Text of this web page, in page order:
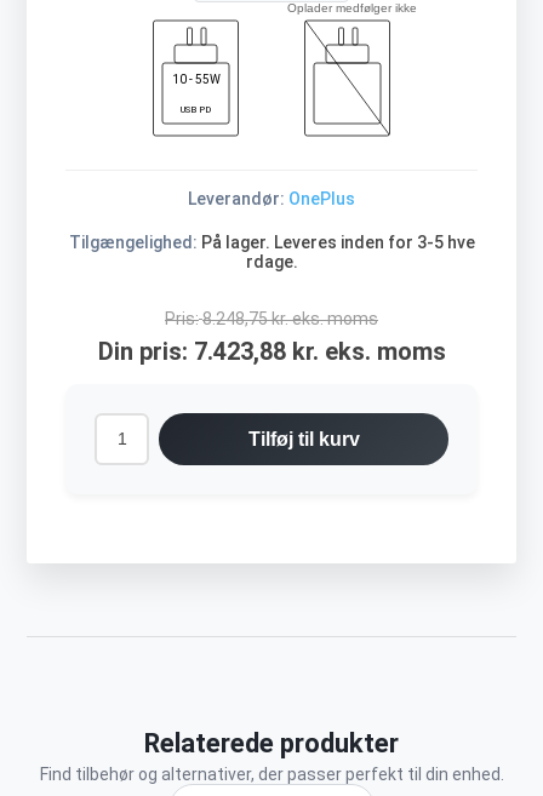
10 - 55W
USB PD
Oplader medfølger ikke
Leverandør: OnePlus
Tilgængelighed: På lager. Leveres inden for 3-5 hve
rdage.
Pris:8.248,75 kr. eks. moms
Din pris: 7.423,88 kr. eks. moms
Tilføj til kurv
Relaterede produkter
Find tilbehør og alternativer, der passer perfekt til din enhed.